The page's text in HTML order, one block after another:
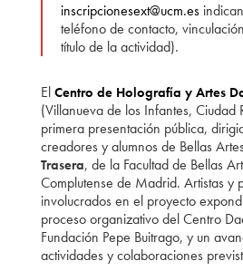
inscripcionesext@ucm.es
teléfono de contacto,
título de la actividad).
El Centro de Holografía y Artes
(Villanueva de los Infantes, Ciudad
primera presentación pública,
creadores y alumnos de Bellas
Trasera, de la Facultad de Bellas
Complutense de Madrid. Artistas y
involucrados en el proyecto
proceso organizativo del Centro
Fundación Pepe Buitrago, y un
actividades y colaboraciones